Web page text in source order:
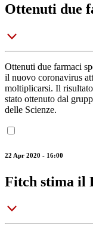
Ottenuti due
Ottenuti due farmaci
il nuovo coronavirus
moltiplicarsi. Il
stato ottenuto dal
delle Scienze.
22 Apr 2020 - 16:00
Fitch stima il